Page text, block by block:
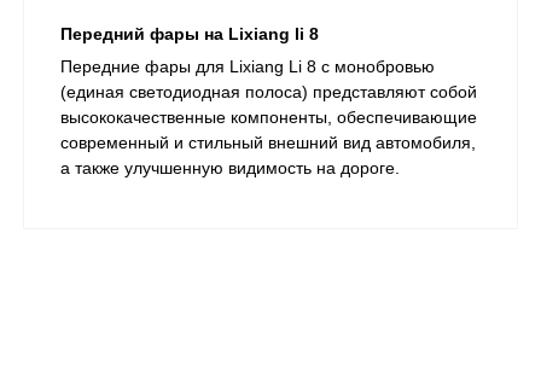
Передний фары на Lixiang li 8
​Передние фары для Lixiang Li 8 с монобровью
(единая светодиодная полоса) представляют собой
высококачественные компоненты, обеспечивающие
современный и стильный внешний вид автомобиля,
а также улучшенную видимость на дороге.